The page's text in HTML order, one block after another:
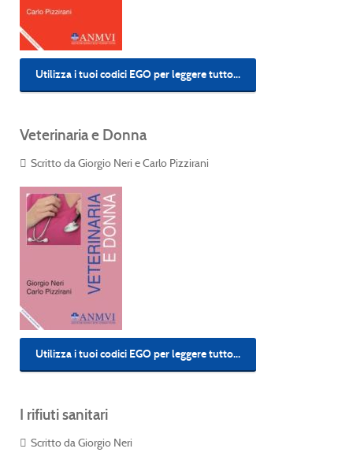
Utilizza i tuoi codici EGO per leggere tutto...
Veterinaria e Donna
Scritto da Giorgio Neri e Carlo Pizzirani
Utilizza i tuoi codici EGO per leggere tutto...
I rifiuti sanitari
Scritto da Giorgio Neri